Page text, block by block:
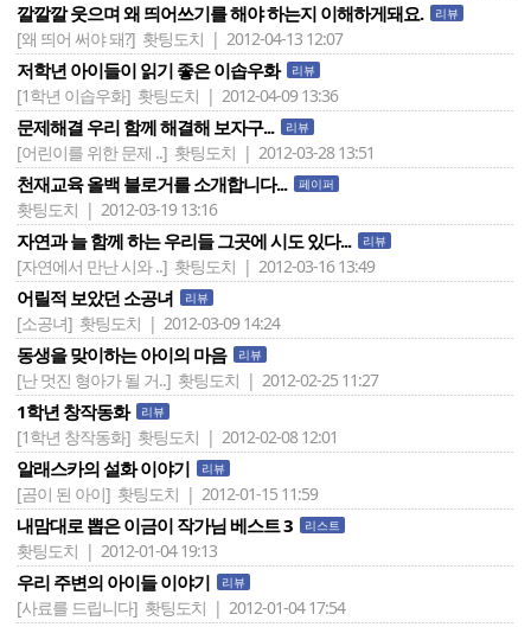
깔깔깔 웃으며 왜 띄어쓰기를 해야 하는지 이해하게돼요. 리뷰
[왜 띄어 써야 돼?] 홧팅도치 | 2012-04-13 12:07
저학년 아이들이 읽기 좋은 이솝우화 리뷰
[1학년 이솝우화] 홧팅도치 | 2012-04-09 13:36
문제해결 우리 함께 해결해 보자구... 리뷰
[어린이를 위한 문제 ..] 홧팅도치 | 2012-03-28 13:51
천재교육 올백 블로거를 소개합니다... 페이퍼
홧팅도치 | 2012-03-19 13:16
자연과 늘 함께 하는 우리들 그곳에 시도 있다... 리뷰
[자연에서 만난 시와 ..] 홧팅도치 | 2012-03-16 13:49
어릴적 보았던 소공녀 리뷰
[소공녀] 홧팅도치 | 2012-03-09 14:24
동생을 맞이하는 아이의 마음 리뷰
[난 멋진 형아가 될 거..] 홧팅도치 | 2012-02-25 11:27
1학년 창작동화 리뷰
[1학년 창작동화] 홧팅도치 | 2012-02-08 12:01
알래스카의 설화 이야기 리뷰
[곰이 된 아이] 홧팅도치 | 2012-01-15 11:59
내맘대로 뽑은 이금이 작가님 베스트 3 리스트
홧팅도치 | 2012-01-04 19:13
우리 주변의 아이들 이야기 리뷰
[사료를 드립니다] 홧팅도치 | 2012-01-04 17:54